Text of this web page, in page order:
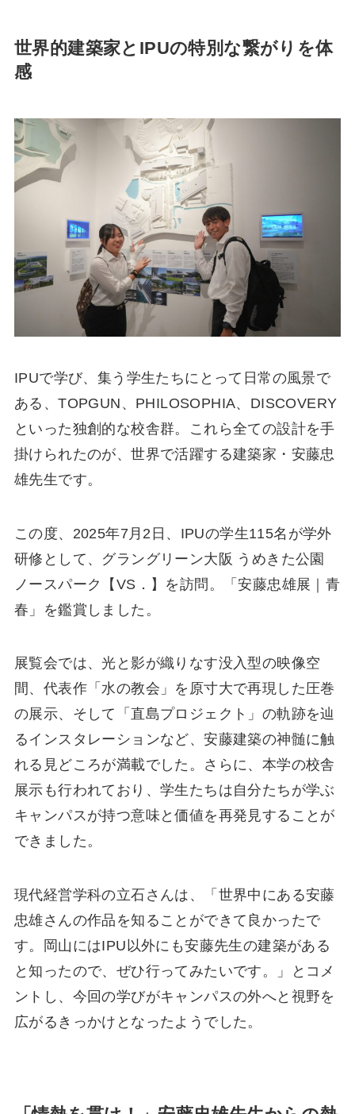
世界的建築家とIPUの特別な繋がりを体
感
IPUで学び、集う学生たちにとって日常の風景で
ある、TOPGUN、PHILOSOPHIA、DISCOVERY
といった独創的な校舎群。これら全ての設計を手
掛けられたのが、世界で活躍する建築家・安藤忠
雄先生です。
この度、2025年7月2日、IPUの学生115名が学外
研修として、グラングリーン大阪 うめきた公園
ノースパーク【VS．】を訪問。「安藤忠雄展｜青
春」を鑑賞しました。
展覧会では、光と影が織りなす没入型の映像空
間、代表作「水の教会」を原寸大で再現した圧巻
の展示、そして「直島プロジェクト」の軌跡を辿
るインスタレーションなど、安藤建築の神髄に触
れる見どころが満載でした。さらに、本学の校舎
展示も行われており、学生たちは自分たちが学ぶ
キャンパスが持つ意味と価値を再発見することが
できました。
現代経営学科の立石さんは、「世界中にある安藤
忠雄さんの作品を知ることができて良かったで
す。岡山にはIPU以外にも安藤先生の建築がある
と知ったので、ぜひ行ってみたいです。」とコメ
ントし、今回の学びがキャンパスの外へと視野を
広がるきっかけとなったようでした。